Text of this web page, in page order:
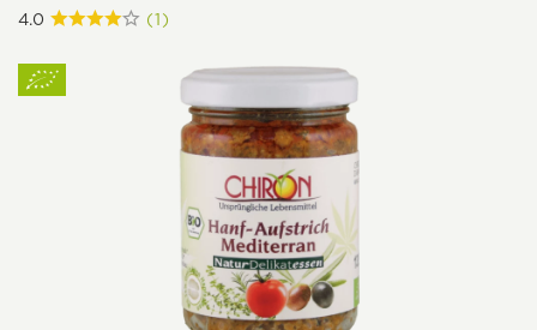
4.0 (1)